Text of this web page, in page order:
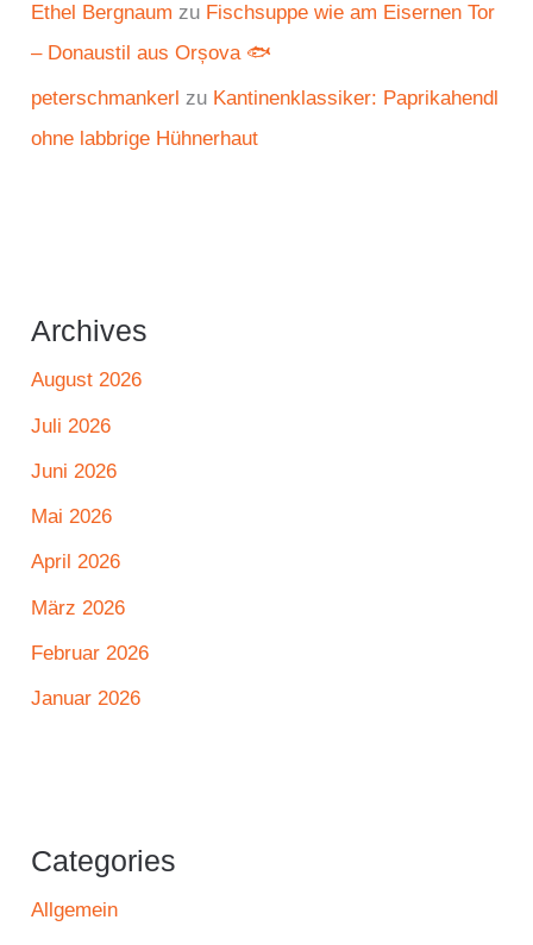
Ethel Bergnaum zu Fischsuppe wie am Eisernen Tor
– Donaustil aus Orșova 🐟
peterschmankerl zu Kantinenklassiker: Paprikahendl
ohne labbrige Hühnerhaut
Archives
August 2026
Juli 2026
Juni 2026
Mai 2026
April 2026
März 2026
Februar 2026
Januar 2026
Categories
Allgemein